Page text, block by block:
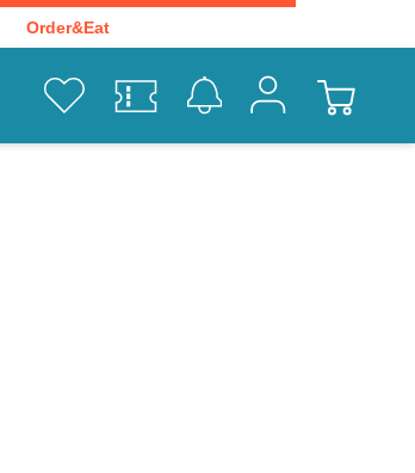
Order&Eat